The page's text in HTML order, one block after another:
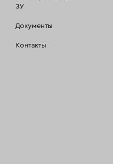
ЗУ
Документы
Контакты